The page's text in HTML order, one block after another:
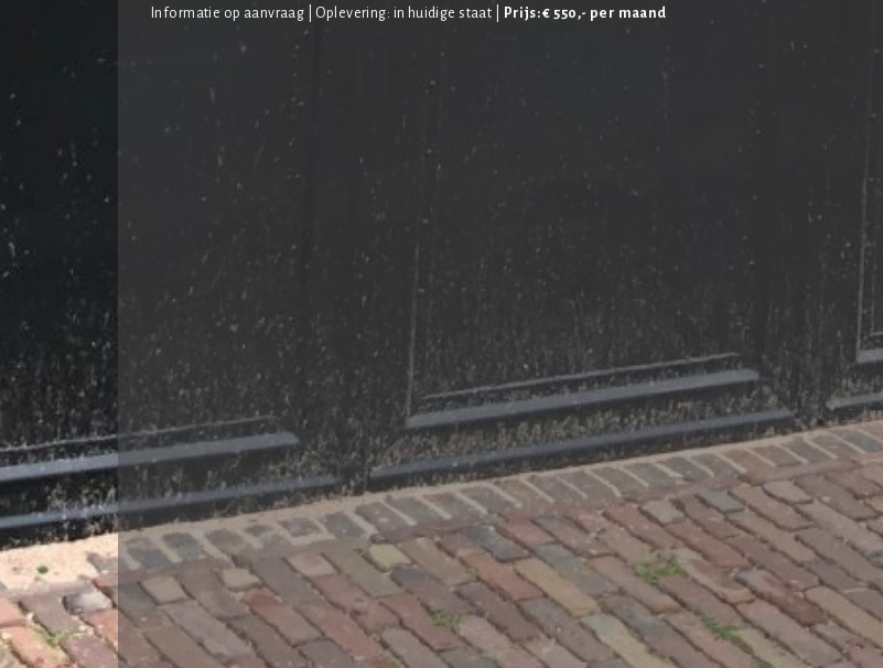
Informatie op aanvraag | Oplevering: in huidige staat | Prijs: € 550,- per maand